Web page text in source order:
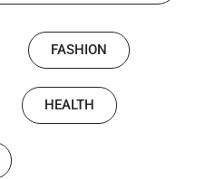
FASHION
HEALTH